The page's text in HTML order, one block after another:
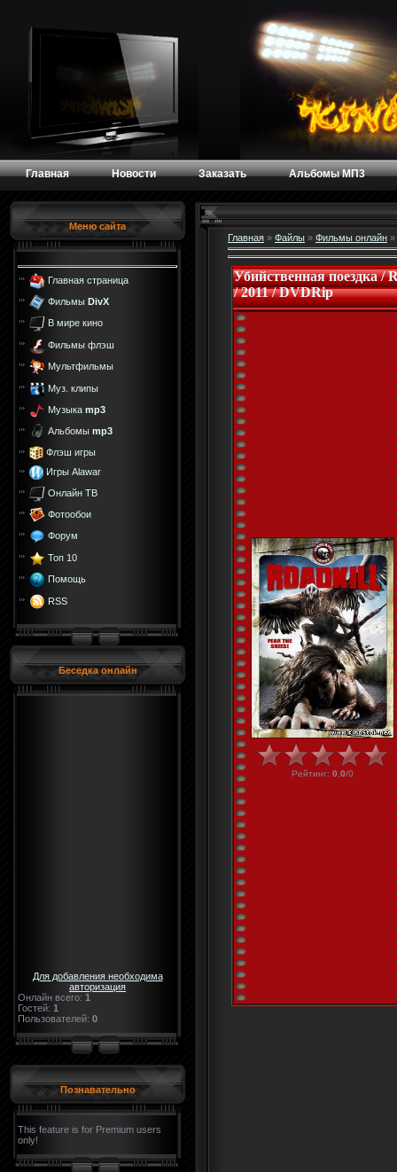
Главная Новости Заказать Альбомы МП3
Меню сайта
Главная страница
Фильмы DivX
В мире кино
Фильмы флэш
Мультфильмы
Муз. клипы
Музыка mp3
Альбомы mp3
Флэш игры
Игры Alawar
Онлайн ТВ
Фотообои
Форум
Топ 10
Помощь
RSS
Беседка онлайн
Для добавления необходима
авторизация
Онлайн всего: 1
Гостей: 1
Пользователей: 0
Познавательно
This feature is for Premium users
only!
Главная » Файлы » Фильмы онлайн »
Убийственная поездка /
/ 2011 / DVDRip
Рейтинг: 0.0/0